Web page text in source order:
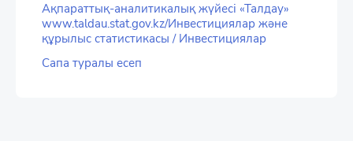
Ақпараттық-аналитикалық жүйесі «Талдау»
www.taldau.stat.gov.kz/Инвестициялар және
құрылыс статистикасы / Инвестициялар
Сапа туралы есеп